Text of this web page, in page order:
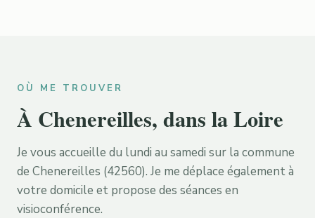
OÙ ME TROUVER
À Chenereilles, dans la Loire
Je vous accueille du lundi au samedi sur la commune
de Chenereilles (42560). Je me déplace également à
votre domicile et propose des séances en
visioconférence.